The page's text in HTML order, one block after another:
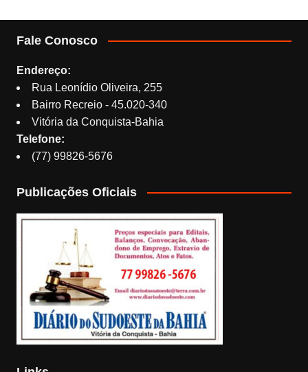
Fale Conosco
Endereço:
Rua Leonídio Oliveira, 255
Bairro Recreio - 45.020-340
Vitória da Conquista-Bahia
Telefone:
(77) 99826-5676
Publicações Oficiais